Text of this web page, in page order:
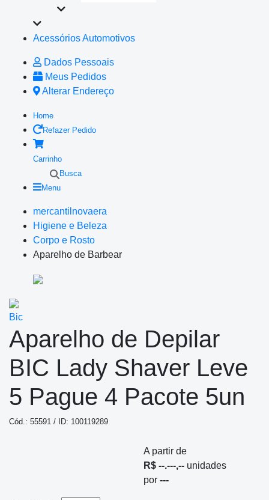
Acessórios Automotivos
Dados Pessoais
Meus Pedidos
Alterar Endereço
Home
Refazer Pedido
Carrinho
Busca
Menu
mercantilnovaera
Higiene e Beleza
Corpo e Rosto
Aparelho de Barbear
Bic
Aparelho de Depilar
BIC Lady Shaver Leve
5 Pague 4 Pacote 5un
Cód.: 55591 / ID: 100119289
A partir de
R$ --.---,-- unidades
por ---